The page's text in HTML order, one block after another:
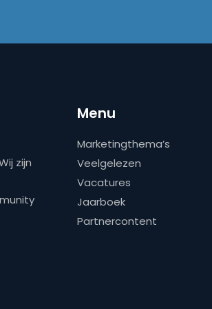
zijn
Menu
Marketingthema’s
Veelgelezen
Vacatures
Jaarboek
Partnercontent